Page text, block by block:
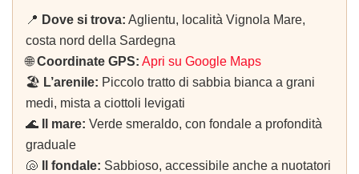
📍 Dove si trova: Aglientu, località Vignola Mare,
costa nord della Sardegna
🌐Coordinate GPS: Apri su Google Maps
🏖️ L’arenile: Piccolo tratto di sabbia bianca a grani
medi, mista a ciottoli levigati
🌊
Il mare: Verde smeraldo, con fondale a profondità
graduale
🐚
Il fondale: Sabbioso, accessibile anche a nuotatori